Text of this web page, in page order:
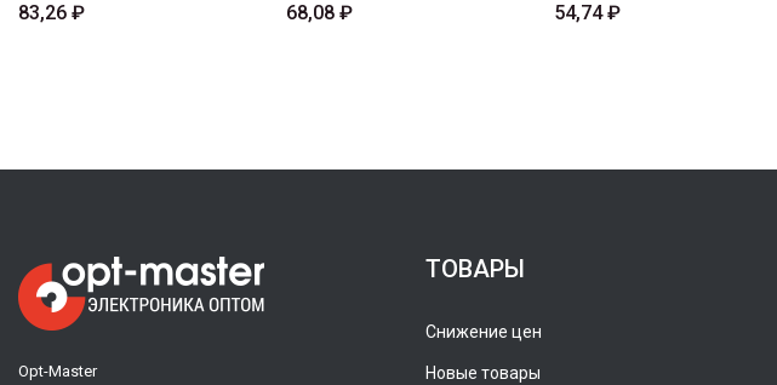
83,26 ₽
68,08 ₽
54,74 ₽
Opt-Master
ТОВАРЫ
Снижение цен
Новые товары